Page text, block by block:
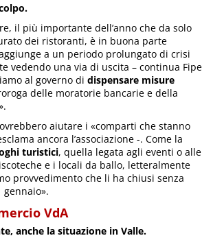
il più importante dell’anno che da solo
dei ristoranti, è in buona parte
a un periodo prolungato di crisi
vedendo una via di uscita – continua Fipe
al governo didispensare misure
delle moratorie bancarie e della
aiutare i «comparti che stanno
ancora l’associazione -. Come la
turistici, quella legata agli eventi o alle
e i locali da ballo, letteralmente
provvedimento che li ha chiusi senza
gennaio».
VdA
anche la situazione in Valle.